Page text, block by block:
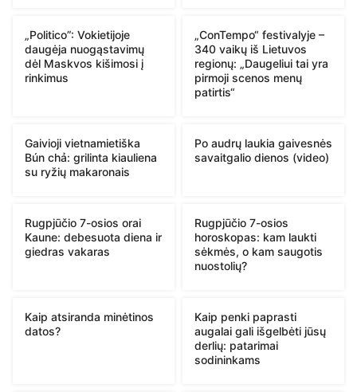
„Politico”: Vokietijoje
daugėja nuogąstavimų
dėl Maskvos kišimosi į
rinkimus
„ConTempo“ festivalyje –
340 vaikų iš Lietuvos
regionų: „Daugeliui tai yra
pirmoji scenos menų
patirtis“
Gaivioji vietnamietiška
Bún chả: grilinta kiauliena
su ryžių makaronais
Po audrų laukia gaivesnės
savaitgalio dienos (video)
Rugpjūčio 7-osios orai
Kaune: debesuota diena ir
giedras vakaras
Rugpjūčio 7-osios
horoskopas: kam laukti
sėkmės, o kam saugotis
nuostolių?
Kaip atsiranda minėtinos
datos?
Kaip penki paprasti
augalai gali išgelbėti jūsų
derlių: patarimai
sodininkams